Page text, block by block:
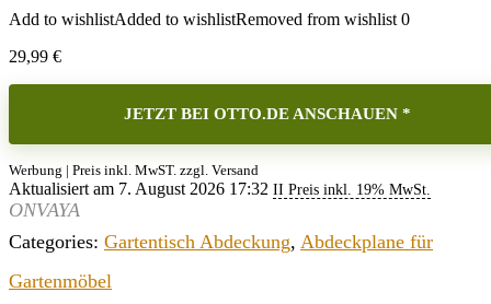
Add to wishlistAdded to wishlistRemoved from wishlist 0
29,99 €
JETZT BEI OTTO.DE ANSCHAUEN *
Werbung | Preis inkl. MwST. zzgl. Versand
Aktualisiert am 7. August 2026 17:32 II Preis inkl. 19% MwSt.
ONVAYA
Categories: Gartentisch Abdeckung, Abdeckplane für
Gartenmöbel